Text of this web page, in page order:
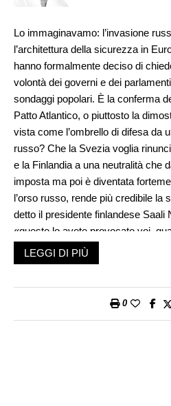
Lo immaginavamo: l’invasione
l’architettura della sicurezza in
hanno formalmente deciso di
volontà dei governi e dei
sondaggi popolari. È la conferma
Patto Atlantico, o piuttosto la
vista come l’ombrello di difesa da
russo? Che la Svezia voglia
e la Finlandia a una neutralità che
imposta ma poi è diventata
l’orso russo, rende più credibile la
detto il presidente finlandese Saali
«questo lo avete provocato voi,
La reazione del Cremlino è stata
tutto dipenderà se l’infrastruttura
1340 chilometri, il Mar Baltico
LEGGI DI PIÙ
0